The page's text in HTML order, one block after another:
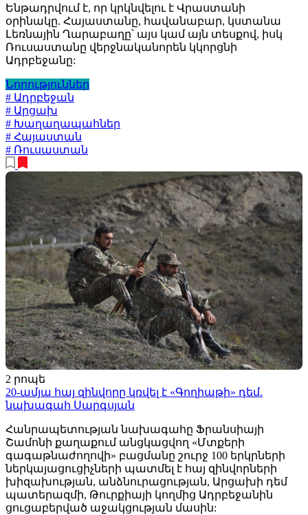
Ենթադրվում է, որ կրկնվելու է Վրաստանի
օրինակը. Հայաստանը, հավանաբար, կստանա
Լեռնային Ղարաբաղը՝ այս կամ այն տեսքով, իսկ
Ռուսաստանը վերջնականորեն կկորցնի
Ադրբեջանը:
Նորություններ
# Ադրբեջան
# Արցախ
# Խաղաղապահներ
# Հայաստան
# Ռուսաստան
2 րոպե
20-ամյա հայ զինվորը կռվել է «Գողիաթի» դեմ.
նախագահ Սարգսյան
Հանրապետության նախագահը Ֆրանսիայի
Շամոնի քաղաքում անցկացվող «Մտքերի
գագաթնաժողովի» բացմանը շուրջ 100 երկրների
ներկայացուցիչների պատմել է հայ զինվորների
խիզախության, անձնուրացության, Արցախի դեմ
պատերազմի, Թուրքիայի կողմից Ադրբեջանին
ցուցաբերված աջակցության մասին: